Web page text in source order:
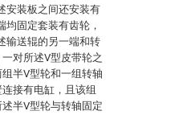
安装板之间还安装有
固定套装有齿轮，
输送辊的另一端和转
对所述V型皮带轮之
半V型轮和一组转轴
接有电缸，且该组
半V型轮与转轴固定